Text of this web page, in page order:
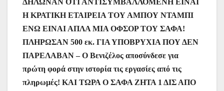
ΔΗΛΩΝΑΝ ΟΤΙ ΑΝΤΙΣΥΜΒΑΛΛΟΜΕΝΗ ΕΙΝΑΙ
Η ΚΡΑΤΙΚΗ ΕΤΑΙΡΕΙΑ ΤΟΥ ΑΜΠΟΥ ΝΤΑΜΠΙ
ΕΝΩ ΕΙΝΑΙ ΑΠΛΑ ΜΙΑ ΟΦΣΟΡ ΤΟΥ ΣΑΦΑ!
ΠΛΗΡΩΣΑΝ 500 εκ. ΓΙΑ ΥΠΟΒΡΥΧΙΑ ΠΟΥ ΔΕΝ
ΠΑΡΕΛΑΒΑΝ – Ο Βενιζέλος αποσύνδεσε για
πρώτη φορά στην ιστορία τις εργασίες από τις
πληρωμές! ΚΑΙ ΤΩΡΑ Ο ΣΑΦΑ ΖΗΤΑ 1 ΔΙΣ ΑΠΟ